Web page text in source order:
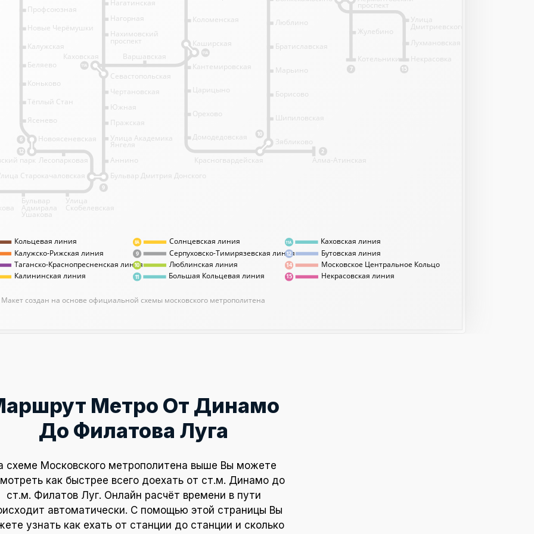
Кольцевая линия
Калужско-Рижская линия
Таганско-Краснопресненская линия
Калининская линия
Солнцевская линия
Серпуховско-Тимирязевская линия
Люблинская линия
Каховская линия
Бутовская линия
Московское Центральное Кольцо
Макет создан на основе официальной схемы московского метрополитена
11А
Большая Кольцевая линия
9
10
12
8А
11
14
15 Некрасовская линия
7
2
10
11А
11А
9
6
12
15
Профсоюзная
Новые Черёмушки
Калужская
Беляево
Коньково
Тёплый Стан
Ясенево
Новоясеневская
Нагатинская
Нагорная
Нахимовский
проспект
Севастопольская
Чертановская
Южная
Пражская
Улица Академика
Янгеля
проспект
Жулебино
Котельники
Люблино
Братиславская
Марьино
Борисово
Шипиловская
Зябликово
Коломенская
Каширская
Кантемировская
Царицыно
Орехово
Домодедовская
Красногвардейская Алма-Атинская
Аннино
Бульвар Дмитрия Донского
Варшавская
парк Лесопарковая
Старокачаловская
Улица
Скобелевская
Бульвар
Адмирала
Ушакова
Каховская
Улица
Дмитриевского
Лухмановская
Некрасовка
Метро От Динамо
До Филатова Луга
схеме Московского метрополитена выше Вы можете
как быстрее всего доехать от ст.м. Динамо до
ст.м. Филатов Луг. Онлайн расчёт времени в пути
автоматически. С помощью этой страницы Вы
узнать как ехать от станции до станции и сколько